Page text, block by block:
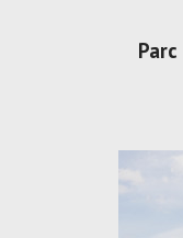
SEPTEMBRE
Loisirs Les Jeux